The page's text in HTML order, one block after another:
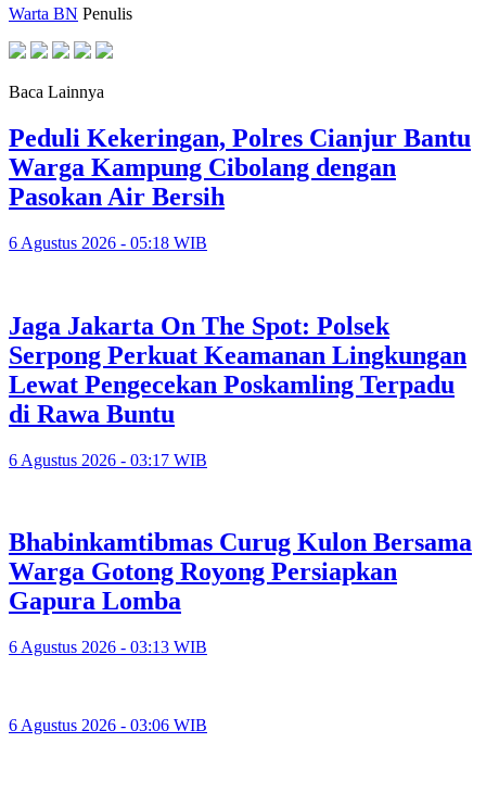
Warta BN Penulis
Baca Lainnya
Peduli Kekeringan, Polres Cianjur Bantu
Warga Kampung Cibolang dengan
Pasokan Air Bersih
6 Agustus 2026 - 05:18 WIB
Jaga Jakarta On The Spot: Polsek
Serpong Perkuat Keamanan Lingkungan
Lewat Pengecekan Poskamling Terpadu
di Rawa Buntu
6 Agustus 2026 - 03:17 WIB
Bhabinkamtibmas Curug Kulon Bersama
Warga Gotong Royong Persiapkan
Gapura Lomba
6 Agustus 2026 - 03:13 WIB
6 Agustus 2026 - 03:06 WIB